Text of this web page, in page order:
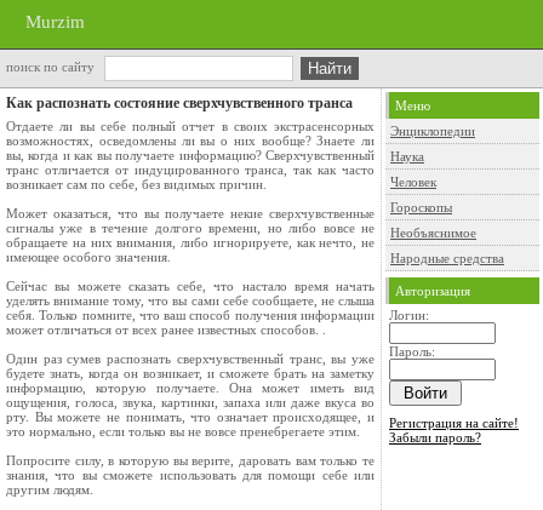
Murzim
поиск по сайту
Как распознать состояние сверхчувственного транса
Отдаете ли вы себе полный отчет в своих экстрасенсорных
возможностях, осведомлены ли вы о них вообще? Знаете ли
вы, когда и как вы получаете информацию? Сверхчувственный
транс отличается от индуцированного транса, так как часто
возникает сам по себе, без видимых причин.
Может оказаться, что вы получаете некие сверхчувственные
сигналы уже в течение долгого времени, но либо вовсе не
обращаете на них внимания, либо игнорируете, как нечто, не
имеющее особого значения.
Сейчас вы можете сказать себе, что настало время начать
уделять внимание тому, что вы сами себе сообщаете, не слыша
себя. Только помните, что ваш способ получения информации
может отличаться от всех ранее известных способов. .
Один раз сумев распознать сверхчувственный транс, вы уже
будете знать, когда он возникает, и сможете брать на заметку
информацию, которую получаете. Она может иметь вид
ощущения, голоса, звука, картинки, запаха или даже вкуса во
рту. Вы можете не понимать, что означает происходящее, и
это нормально, если только вы не вовсе пренебрегаете этим.
Попросите силу, в которую вы верите, даровать вам только те
знания, что вы сможете использовать для помощи себе или
другим людям.
Меню
Энциклопедии
Наука
Человек
Гороскопы
Необъяснимое
Народные средства
Авторизация
Логин:
Пароль:
Регистрация на сайте!
Забыли пароль?